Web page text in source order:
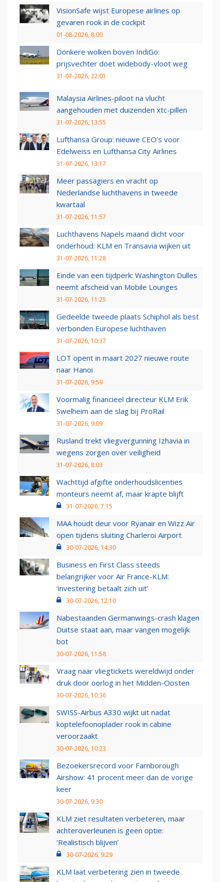
VisionSafe wijst Europese airlines op
gevaren rook in de cockpit
01-08-2026, 8:00
Donkere wolken boven IndiGo:
prijsvechter doet widebody-vloot weg
31-07-2026, 22:01
Malaysia Airlines-piloot na vlucht
aangehouden met duizenden xtc-pillen
31-07-2026, 13:55
Lufthansa Group: nieuwe CEO’s voor
Edelweiss en Lufthansa City Airlines
31-07-2026, 13:17
Meer passagiers en vracht op
Nederlandse luchthavens in tweede
kwartaal
31-07-2026, 11:57
Luchthavens Napels maand dicht voor
onderhoud: KLM en Transavia wijken uit
31-07-2026, 11:28
Einde van een tijdperk: Washington Dulles
neemt afscheid van Mobile Lounges
31-07-2026, 11:25
Gedeelde tweede plaats Schiphol als best
verbonden Europese luchthaven
31-07-2026, 10:37
LOT opent in maart 2027 nieuwe route
naar Hanoi
31-07-2026, 9:59
Voormalig financieel directeur KLM Erik
Swelheim aan de slag bij ProRail
31-07-2026, 9:09
Rusland trekt vliegvergunning Izhavia in
wegens zorgen over veiligheid
31-07-2026, 8:03
Wachttijd afgifte onderhoudslicenties
monteurs neemt af, maar krapte blijft
31-07-2026, 7:15
MAA houdt deur voor Ryanair en Wizz Air
open tijdens sluiting Charleroi Airport
30-07-2026, 14:30
Business en First Class steeds
belangrijker voor Air France-KLM:
‘investering betaalt zich uit’
30-07-2026, 12:10
Nabestaanden Germanwings-crash klagen
Duitse staat aan, maar vangen mogelijk
bot
30-07-2026, 11:58
Vraag naar vliegtickets wereldwijd onder
druk door oorlog in het Midden-Oosten
30-07-2026, 10:36
SWISS-Airbus A330 wijkt uit nadat
koptelefoonoplader rook in cabine
veroorzaakt
30-07-2026, 10:23
Bezoekersrecord voor Farnborough
Airshow: 41 procent meer dan de vorige
keer
30-07-2026, 9:30
KLM ziet resultaten verbeteren, maar
achteroverleunen is geen optie:
‘Realistisch blijven’
30-07-2026, 9:29
KLM laat verbetering zien in tweede